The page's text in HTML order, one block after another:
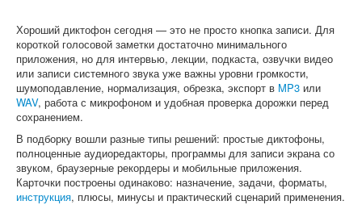
Хороший диктофон сегодня — это не просто кнопка записи. Для
короткой голосовой заметки достаточно минимального
приложения, но для интервью, лекции, подкаста, озвучки видео
или записи системного звука уже важны уровни громкости,
шумоподавление, нормализация, обрезка, экспорт в MP3 или
WAV, работа с микрофоном и удобная проверка дорожки перед
сохранением.
В подборку вошли разные типы решений: простые диктофоны,
полноценные аудиоредакторы, программы для записи экрана со
звуком, браузерные рекордеры и мобильные приложения.
Карточки построены одинаково: назначение, задачи, форматы,
инструкция, плюсы, минусы и практический сценарий применения.